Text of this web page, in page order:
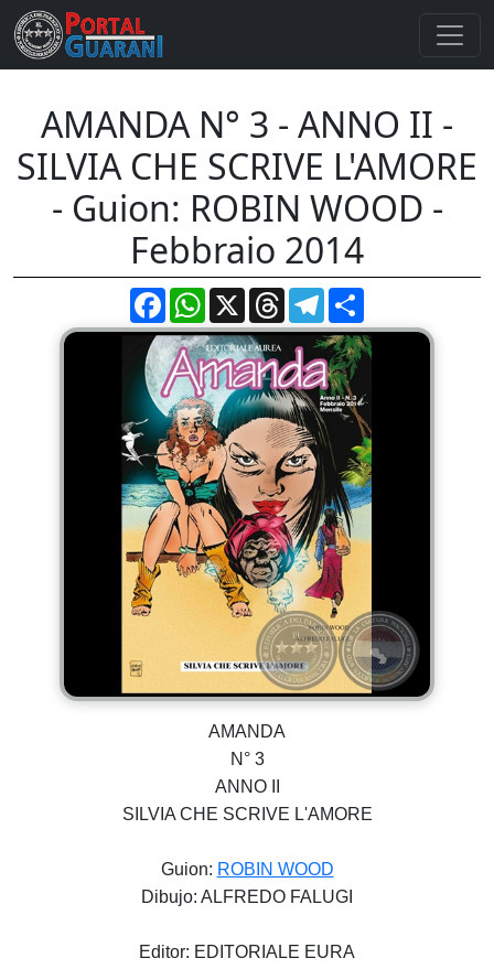
AMANDA N° 3 - ANNO II -
SILVIA CHE SCRIVE L'AMORE
- Guion: ROBIN WOOD -
Febbraio 2014
FacebookWhatsApp
X ThreadsTelegram
AMANDA
N° 3
ANNO II
SILVIA CHE SCRIVE L'AMORE
Guion: ROBIN WOOD
Dibujo: ALFREDO FALUGI
Editor: EDITORIALE EURA